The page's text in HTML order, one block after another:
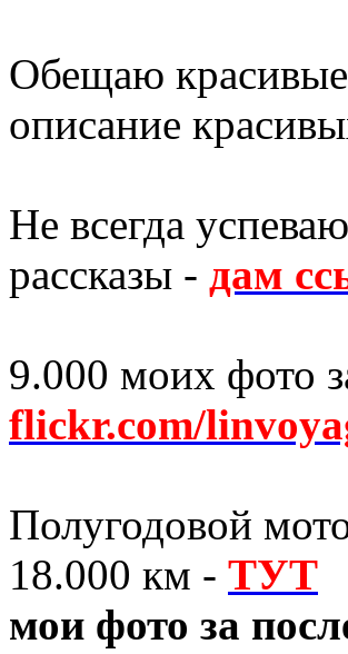
Обещаю
описание
Не всегда
рассказы - дам
9.000 моих фото
flickr.com/
Полугодовой
18.000 км - ТУТ
мои фото за